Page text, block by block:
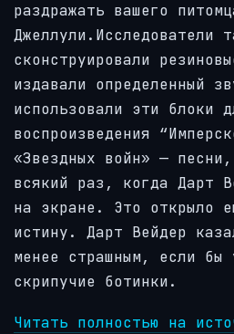
раздражать вашего
Джеллули.Исследователи
сконструировали
издавали определенный
использовали эти блоки
воспроизведения
«Звездных войн» —
всякий раз, когда Дарт
на экране. Это открыло
истину. Дарт Вейдер
менее страшным, если бы
скрипучие ботинки.
Читать полностью на